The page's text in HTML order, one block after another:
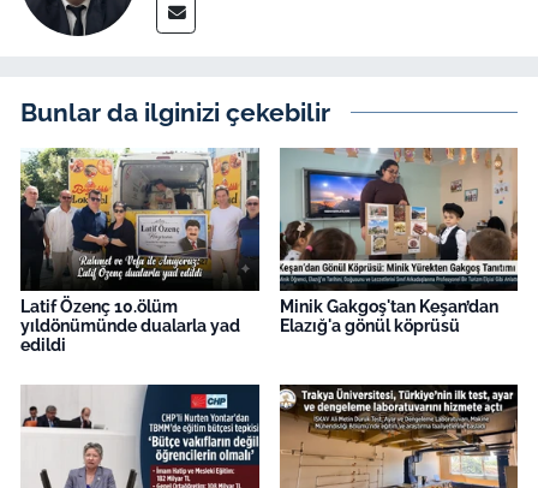
Bunlar da ilginizi çekebilir
Latif Özenç 10.ölüm
yıldönümünde dualarla yad
edildi
Minik Gakgoş'tan Keşan’dan
Elazığ'a gönül köprüsü